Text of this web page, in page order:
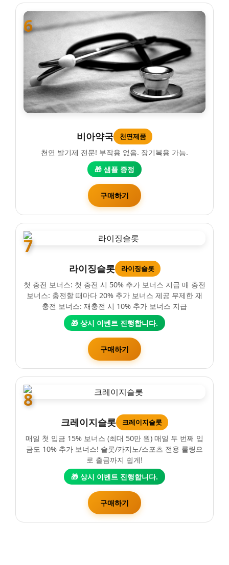
6
비아약국 천연제품
천연 발기제 전문! 부작용 없음. 장기복용 가능.
🎁 샘플 증정
구매하기
7
라이징슬롯 라이징슬롯
첫 충전 보너스: 첫 충전 시 50% 추가 보너스 지급 매 충전
보너스: 충전할 때마다 20% 추가 보너스 제공 무제한 재
충전 보너스: 재충전 시 10% 추가 보너스 지급
🎁 상시 이벤트 진행합니다.
구매하기
8
크레이지슬롯 크레이지슬롯
매일 첫 입금 15% 보너스 (최대 50만 원) 매일 두 번째 입
금도 10% 추가 보너스! 슬롯/카지노/스포츠 전용 롤링으
로 출금까지 쉽게!
🎁 상시 이벤트 진행합니다.
구매하기